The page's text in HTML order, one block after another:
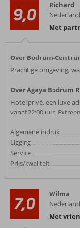
9,0
Richard
Nederland
Met
Over Bodrum-
Prachtige omgeving,
Over Agaya Bodrum
Hotel privé, een luxe
vanaf 22:00 uur.
Algemene indruk
Ligging
Service
Prijs/kwaliteit
7,0
Wilma
Nederland
Met